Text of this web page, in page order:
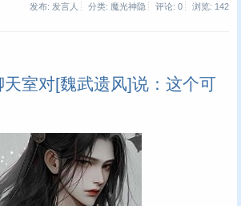
发布: 发言人 分类: 魔光神隐 评论: 0 浏览: 142
室对[魏武遗风]说：这个可